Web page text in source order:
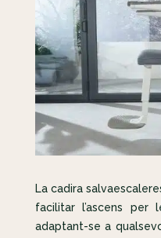
La cadira
facilitar l’ascens
adaptant-se a